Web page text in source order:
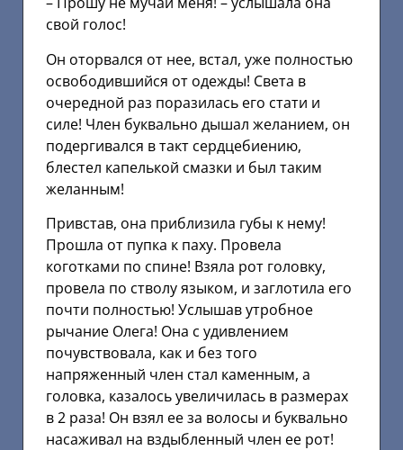
свой голос!
Он оторвался от нее, встал, уже полностью
освободившийся от одежды! Света в
очередной раз поразилась его стати и
силе! Член буквально дышал желанием, он
подергивался в такт сердцебиению,
блестел капелькой смазки и был таким
желанным!
Привстав, она приблизила губы к нему!
Прошла от пупка к паху. Провела
коготками по спине! Взяла рот головку,
провела по стволу языком, и заглотила его
почти полностью! Услышав утробное
рычание Олега! Она с удивлением
почувствовала, как и без того
напряженный член стал каменным, а
головка, казалось увеличилась в размерах
в 2 раза! Он взял ее за волосы и буквально
насаживал на вздыбленный член ее рот!